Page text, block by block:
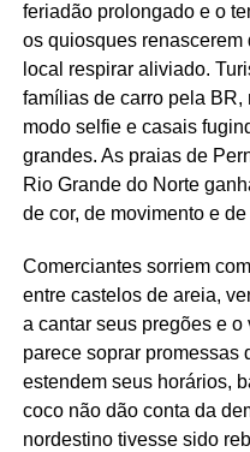
feriadão prolongado e o
os quiosques
local respirar aliviado.
famílias de carro pela
modo selfie e casais
grandes. As praias de
Rio Grande do Norte
de cor, de movimento e
Comerciantes sorriem
entre castelos de areia,
a cantar seus pregões e o
parece soprar promessas
estendem seus horários,
coco não dão conta da
nordestino tivesse sido